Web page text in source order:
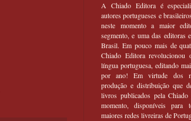
A Chiado Editora é
autores portugueses e
neste momento a maior
segmento, e uma das editoras
Brasil. Em pouco mais de
Chiado Editora
língua portuguesa, editando
por ano! Em virtude dos
produção e distribuição que
livros publicados pela
momento, disponíveis para
maiores redes livreiras de